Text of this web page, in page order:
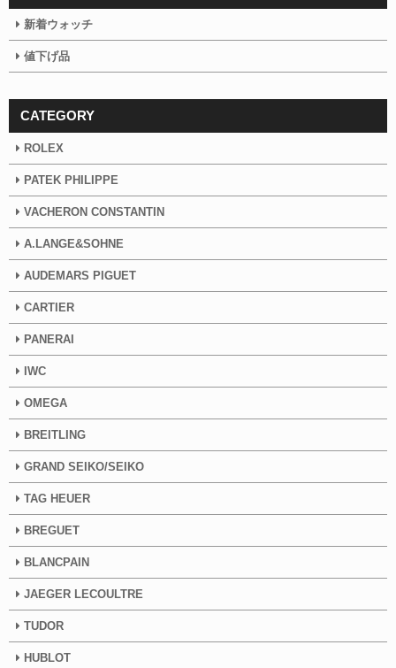
新着ウォッチ
値下げ品
CATEGORY
ROLEX
PATEK PHILIPPE
VACHERON CONSTANTIN
A.LANGE&SOHNE
AUDEMARS PIGUET
CARTIER
PANERAI
IWC
OMEGA
BREITLING
GRAND SEIKO/SEIKO
TAG HEUER
BREGUET
BLANCPAIN
JAEGER LECOULTRE
TUDOR
HUBLOT